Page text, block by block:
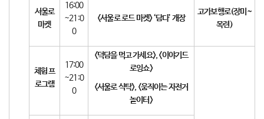
서울로
마켓
16:00
~21:0
0
<서울로 로드 마켓> ‘담다’개장
고가보행로(장미 ~
목련)
체험프
로그램
17:00
~21:0
0
<덕담을 먹고 가세요>, <이야기드
로잉쇼>
<서울로 식탁>, <움직이는 자전거
놀이터>